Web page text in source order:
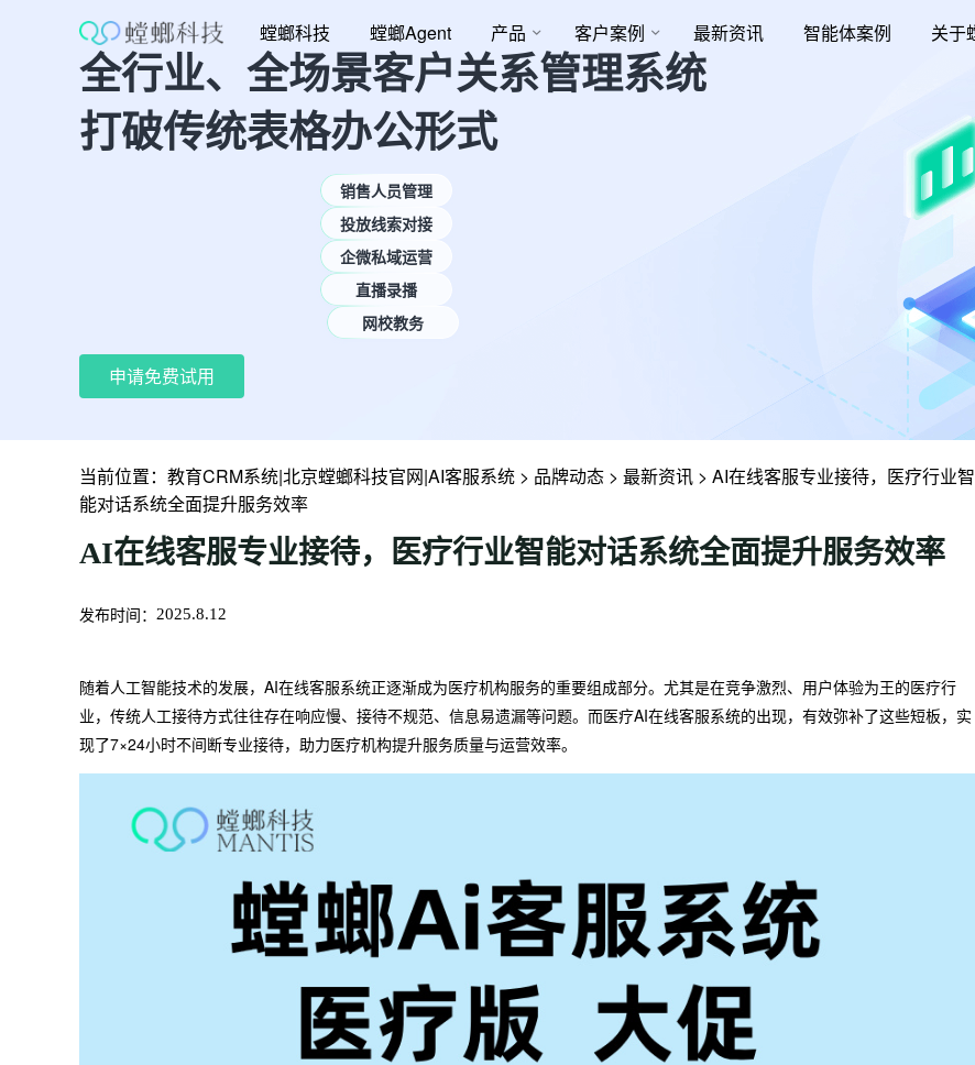
螳螂科技 螳螂Agent 产品 客户案例 最新资讯 智能体案例 关于
全行业、全场景客户关系管理系统
打破传统表格办公形式
销售人员管理
投放线索对接
企微私域运营
直播录播
网校教务
申请免费试用
当前位置： 教育CRM系统|北京螳螂科技官网|AI客服系统 > 品牌动态 > 最新资讯 > AI在线客服专业接待，医疗行业智
能对话系统全面提升服务效率
AI在线客服专业接待，医疗行业智能对话系统全面提升服务效率
发布时间： 2025.8.12
随着人工智能技术的发展，AI在线客服系统正逐渐成为医疗机构服务的重要组成部分。尤其是在竞争激烈、用户体验为王的医疗行
业，传统人工接待方式往往存在响应慢、接待不规范、信息易遗漏等问题。而医疗AI在线客服系统的出现，有效弥补了这些短板，实
现了7×24小时不间断专业接待，助力医疗机构提升服务质量与运营效率。